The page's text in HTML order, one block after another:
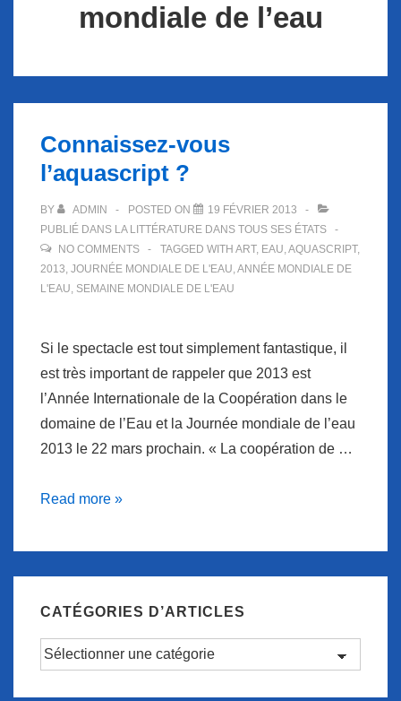
mondiale de l’eau
Connaissez-vous
l’aquascript ?
BY ADMIN POSTED ON
19 FÉVRIER 2013
PUBLIÉ DANS LA LITTÉRATURE DANS TOUS SES ÉTATS
NO COMMENTS
TAGGED WITH ART, EAU,AQUASCRIPT,
2013, JOURNÉE MONDIALE DE L'EAU,ANNÉE MONDIALE DE
L'EAU, SEMAINE MONDIALE DE L'EAU
Si le spectacle est tout simplement fantastique, il
est très important de rappeler que 2013 est
l’Année Internationale de la Coopération dans le
domaine de l’Eau et la Journée mondiale de l’eau
2013 le 22 mars prochain. « La coopération de …
Connaissez-
l’aquascript
?
Read more »
CATÉGORIES D’ARTICLES
Catégories